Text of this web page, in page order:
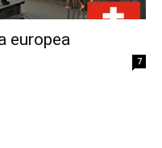
europea
7